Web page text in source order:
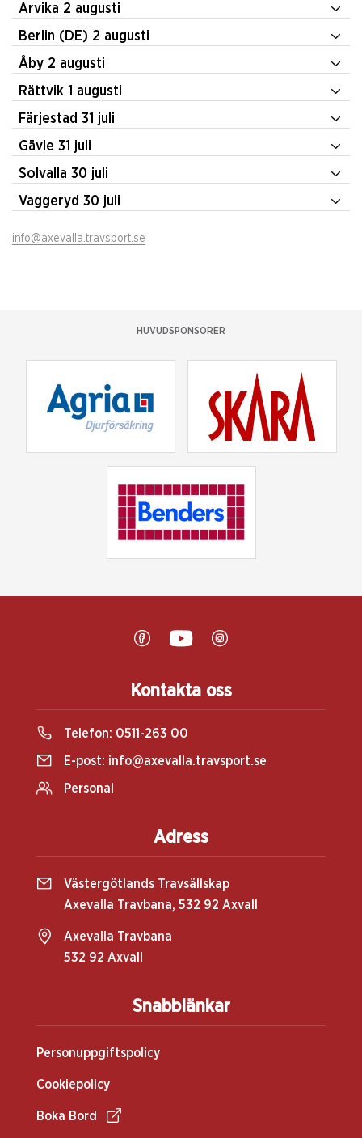
Arvika 2 augusti
Berlin (DE) 2 augusti
Åby 2 augusti
Rättvik 1 augusti
Färjestad 31 juli
Gävle 31 juli
Solvalla 30 juli
Vaggeryd 30 juli
info@axevalla.travsport.se
HUVUDSPONSORER
Snabblänkar
Personuppgiftspolicy
Cookiepolicy
Boka Bord
Kontakta oss
Telefon: 0511-263 00
E-post: info@axevalla.travsport.se
Personal
Adress
Västergötlands Travsällskap
Axevalla Travbana, 532 92 Axvall
Axevalla Travbana
532 92 Axvall